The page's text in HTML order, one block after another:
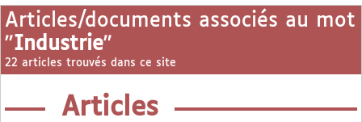
Articles/documents associés au mot
"Industrie"
22 articles trouvés dans ce site
Articles